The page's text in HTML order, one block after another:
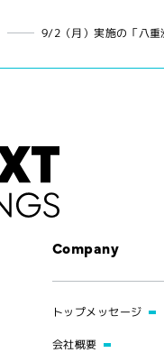
9/2（月）実施の「八重
Company
トップメッセージ
会社概要